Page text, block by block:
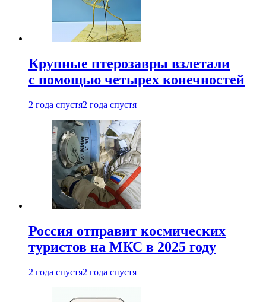
Крупные птерозавры взлетали
с помощью четырех конечностей
2 года спустя2 года спустя
Россия отправит космических
туристов на МКС в 2025 году
2 года спустя2 года спустя